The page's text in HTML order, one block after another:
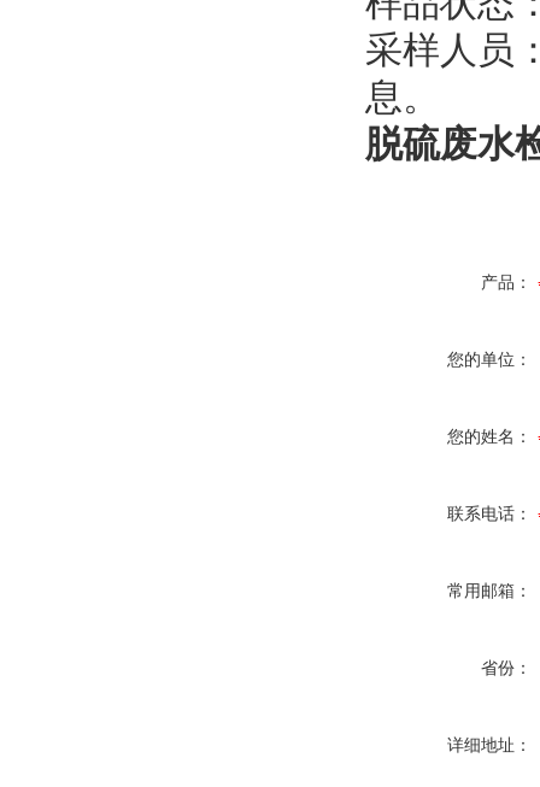
采样人员
息。
脱硫废水
产品：
您的单位：
您的姓名：
联系电话：
常用邮箱：
省份：
详细地址：